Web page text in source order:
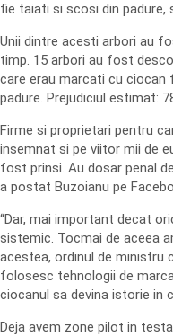
fie taiati si scosi din padure,
Unii dintre acesti arbori au
timp. 15 arbori au fost
care erau marcati cu
padure. Prejudiciul estimat:
Firme si proprietari pentru
insemnat si pe viitor mii de
fost prinsi. Au dosar penal
a postat Buzoianu pe
“Dar, mai important decat
sistemic. Tocmai de aceea
acestea, ordinul de ministru
folosesc tehnologii de
ciocanul sa devina istorie in
Deja avem zone pilot in